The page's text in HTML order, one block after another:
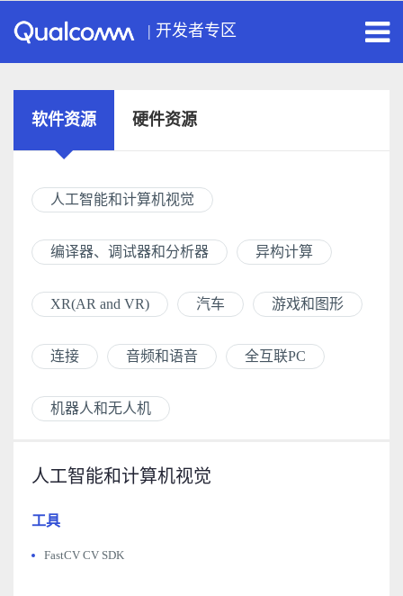
| 开发者专区
软件资源 硬件资源
人工智能和计算机视觉
编译器、调试器和分析器 异构计算
XR(AR and VR) 汽车 游戏和图形
连接 音频和语音 全互联PC
机器人和无人机
人工智能和计算机视觉
工具
FastCV CV SDK